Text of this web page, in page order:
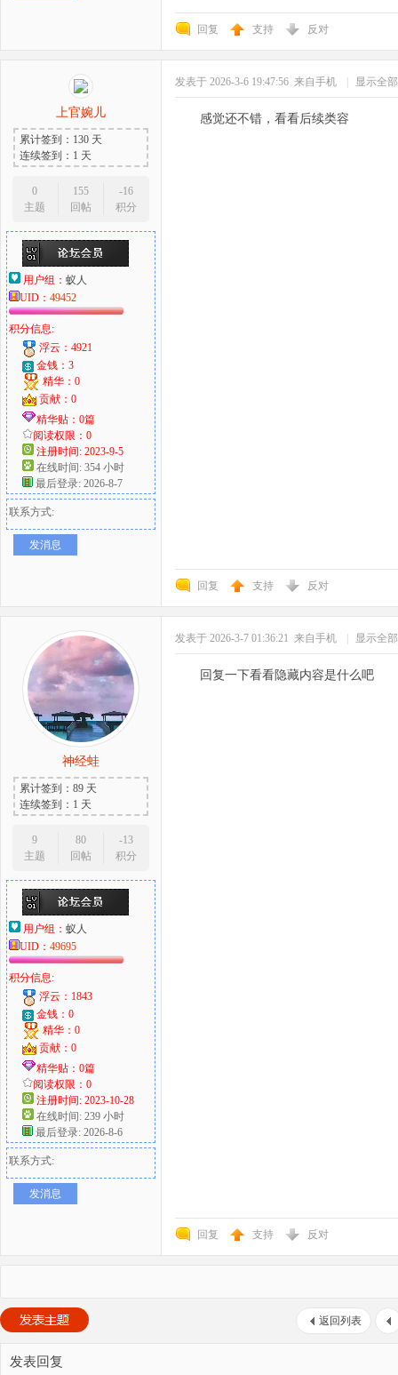
回复 支持 反对
上官婉儿
累计签到：130 天
连续签到：1 天
0
主题
155
回帖
-16
积分
用户组： 蚁人
UID： 49452
积分信息:
浮云：4921
金钱：3
精华：0
贡献：0
精华贴：0篇
阅读权限：0
注册时间: 2023-9-5
在线时间: 354 小时
最后登录: 2026-8-7
联系方式:
发消息
发表于 2026-3-6 19:47:56 来自手机 显示全
感觉还不错，看看后续类容
回复 支持 反对
神经蛙
累计签到：89 天
连续签到：1 天
9
主题
80
回帖
-13
积分
用户组： 蚁人
UID： 49695
积分信息:
浮云：1843
金钱：0
精华：0
贡献：0
精华贴：0篇
阅读权限：0
注册时间: 2023-10-28
在线时间: 239 小时
最后登录: 2026-8-6
联系方式:
发消息
发表于 2026-3-7 01:36:21 来自手机 显示全
回复一下看看隐藏内容是什么吧
回复 支持 反对
返回列表
发表回复